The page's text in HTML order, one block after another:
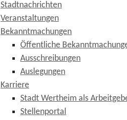
Stadtnachrichten
Veranstaltungen
Bekanntmachungen
Öffentliche
Ausschreibungen
Auslegungen
Karriere
Stadt Wertheim als
Stellenportal